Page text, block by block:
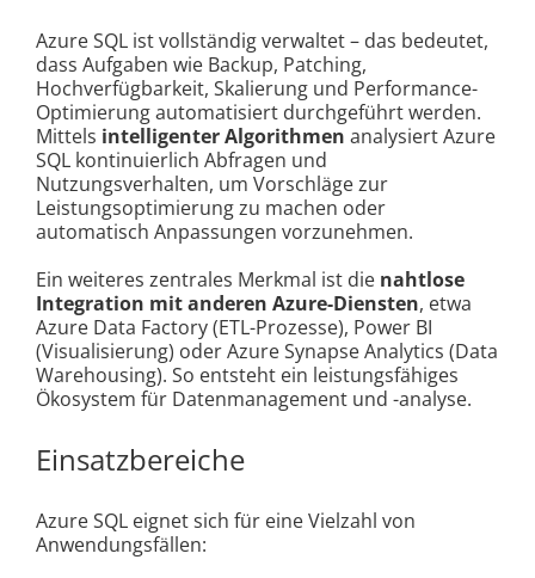
Azure SQL ist vollständig verwaltet – das bedeutet,
dass Aufgaben wie Backup, Patching,
Hochverfügbarkeit, Skalierung und Performance-
Optimierung automatisiert durchgeführt werden.
Mittels intelligenter Algorithmen analysiert Azure
SQL kontinuierlich Abfragen und
Nutzungsverhalten, um Vorschläge zur
Leistungsoptimierung zu machen oder
automatisch Anpassungen vorzunehmen.
Ein weiteres zentrales Merkmal ist die nahtlose
Integration mit anderen Azure-Diensten, etwa
Azure Data Factory (ETL-Prozesse), Power BI
(Visualisierung) oder Azure Synapse Analytics (Data
Warehousing). So entsteht ein leistungsfähiges
Ökosystem für Datenmanagement und -analyse.
Einsatzbereiche
Azure SQL eignet sich für eine Vielzahl von
Anwendungsfällen: